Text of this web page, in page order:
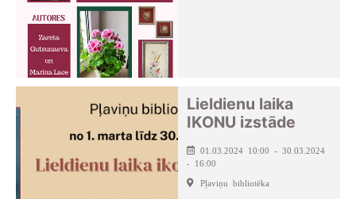
Lieldienu laika
IKONU izstāde
01.03.2024 10:00 - 30.03.2024
- 16:00
Pļaviņu bibliotēka